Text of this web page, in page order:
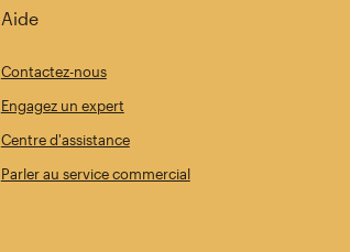
Aide
Contactez-nous
Engagez un expert
Centre d'assistance
Parler au service commercial